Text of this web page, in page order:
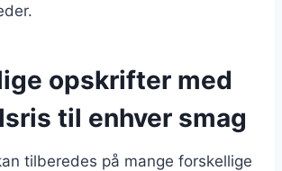
opskrifter med
til enhver smag
tilberedes på mange forskellige